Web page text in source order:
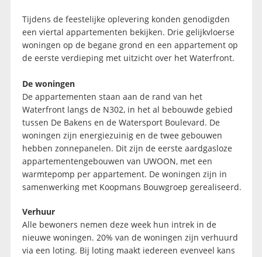
Tijdens de feestelijke oplevering konden genodigden
een viertal appartementen bekijken. Drie gelijkvloerse
woningen op de begane grond en een appartement op
de eerste verdieping met uitzicht over het Waterfront.
De woningen
De appartementen staan aan de rand van het
Waterfront langs de N302, in het al bebouwde gebied
tussen De Bakens en de Watersport Boulevard. De
woningen zijn energiezuinig en de twee gebouwen
hebben zonnepanelen. Dit zijn de eerste aardgasloze
appartementengebouwen van UWOON, met een
warmtepomp per appartement. De woningen zijn in
samenwerking met Koopmans Bouwgroep gerealiseerd.
Verhuur
Alle bewoners nemen deze week hun intrek in de
nieuwe woningen. 20% van de woningen zijn verhuurd
via een loting. Bij loting maakt iedereen evenveel kans